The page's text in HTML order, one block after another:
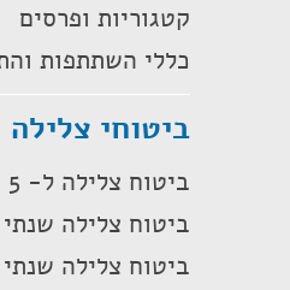
קטגוריות ופרסים
כללי השתתפות
ביטוחי צלילה
ביטוח צלילה ל- 5 ימים
ביטוח צלילה שנתי
ביטוח צלילה